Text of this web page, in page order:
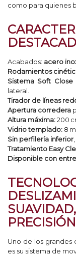
como para quienes
Acabados: acero
Rodamientos
Sistema Soft Close
lateral.
Tirador de líneas
Apertura corredera
Altura máxima:200
Vidrio templado: 8
Sin perfilería inferior
Tratamiento Easy
Disponible con
PRECISIÓN
Uno de los grandes
es su sistema de